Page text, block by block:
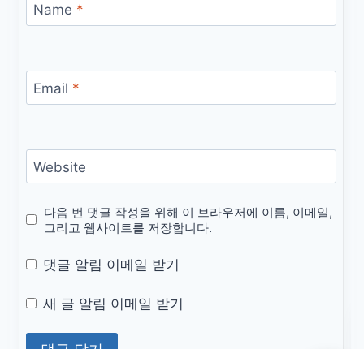
Name *
Email *
Website
다음 번 댓글 작성을 위해 이 브라우저에 이름, 이메일,
그리고 웹사이트를 저장합니다.
댓글 알림 이메일 받기
새 글 알림 이메일 받기